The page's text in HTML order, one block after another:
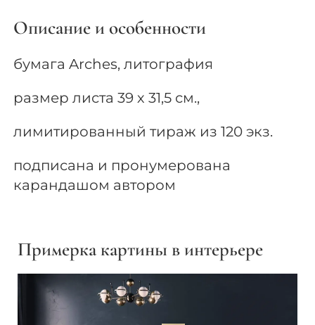
Описание и особенности
бумага Arches, литография
размер листа 39 х 31,5 см.,
лимитированный тираж из 120 экз.
подписана и пронумерована
карандашом автором
Примерка картины в интерьере